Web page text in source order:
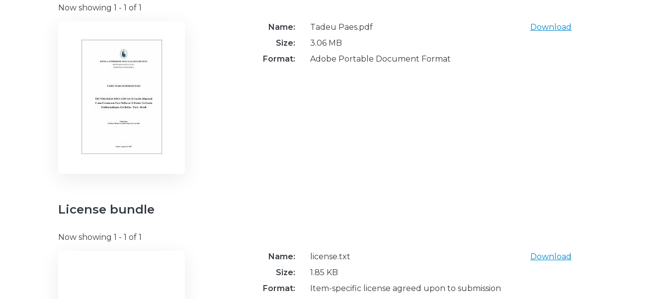
Now showing 1 - 1 of 1
Name:
Tadeu Paes.pdf
Size:
3.06 MB
Format:
Adobe Portable Document Format
Download
License bundle
Now showing 1 - 1 of 1
Name:
license.txt
Size:
1.85 KB
Format:
Item-specific license agreed upon to submission
Download